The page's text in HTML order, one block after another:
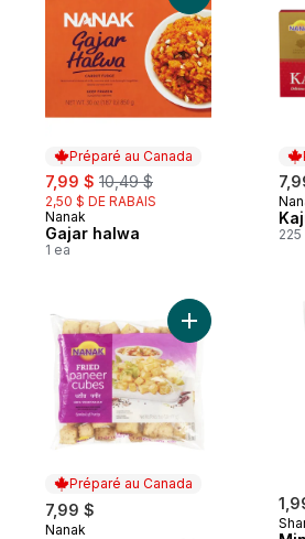
Préparé au Canada
sale:
7,99 $ , formerly:
10,49 $
2,50 $ DE RABAIS
Préparé au Canada
Nanak
Gajar halwa
1 ea
Préparé au Canada
7,99 $
Nanak
Ajouter